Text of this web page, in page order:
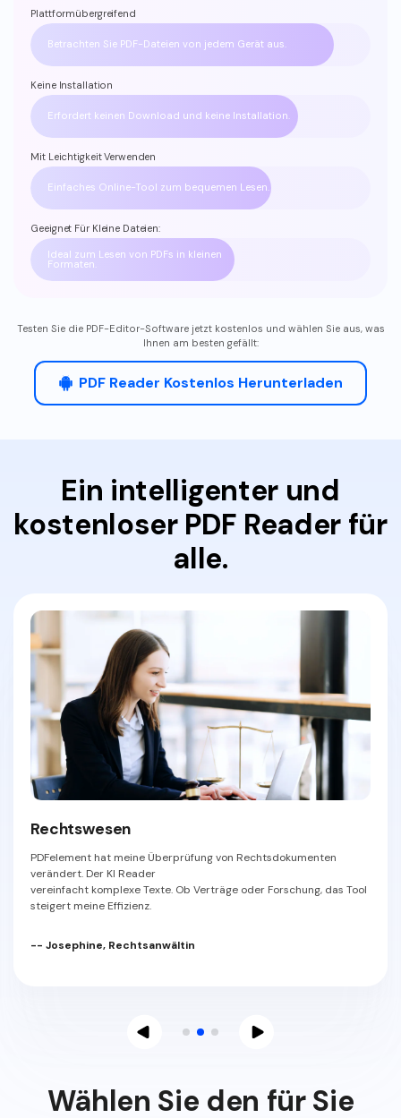
Plattformübergreifend
Betrachten Sie PDF-Dateien von jedem Gerät aus.
Keine Installation
Erfordert keinen Download und keine Installation.
Mit Leichtigkeit Verwenden
Einfaches Online-Tool zum bequemen Lesen.
Geeignet Für Kleine Dateien:
Ideal zum Lesen von PDFs in kleinen
Formaten.
Testen Sie die PDF-Editor-Software jetzt kostenlos und wählen Sie aus, was
Ihnen am besten gefällt:
PDF Reader Kostenlos Herunterladen
Ein intelligenter und
kostenloser PDF Reader für
alle.
Rechtswesen
PDFelement hat meine Überprüfung von Rechtsdokumenten
verändert. Der KI Reader
vereinfacht komplexe Texte. Ob Verträge oder Forschung, das Tool
steigert meine Effizienz.
-- Josephine, Rechtsanwältin
Wählen Sie den für Sie